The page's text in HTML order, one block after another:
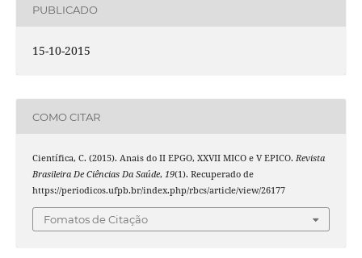
PUBLICADO
15-10-2015
COMO CITAR
Científica, C. (2015). Anais do II EPGO, XXVII MICO e V EPICO. Revista
Brasileira De Ciências Da Saúde, 19(1). Recuperado de
https://periodicos.ufpb.br/index.php/rbcs/article/view/26177
Fomatos de Citação